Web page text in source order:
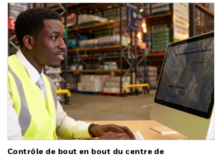
Contrôle de bout en bout du centre de